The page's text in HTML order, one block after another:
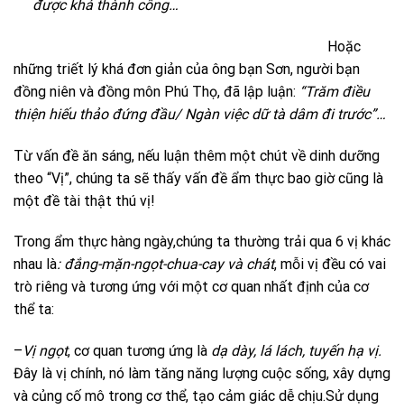
được khá thành công…
Hoặc
những triết lý khá đơn giản của ông bạn Sơn, người bạn
đồng niên và đồng môn Phú Thọ, đã lập luận: “Trăm điều
thiện hiếu thảo đứng đầu/ Ngàn việc dữ tà dâm đi trước”…
Từ vấn đề ăn sáng, nếu luận thêm một chút về dinh dưỡng
theo “Vị”, chúng ta sẽ thấy vấn đề ẩm thực bao giờ cũng là
một đề tài thật thú vị!
Trong ẩm thực hàng ngày,chúng ta thường trải qua 6 vị khác
nhau là: đắng-mặn-ngọt-chua-cay và chát, mỗi vị đều có vai
trò riêng và tương ứng với một cơ quan nhất định của cơ
thể ta:
– Vị ngọt, cơ quan tương ứng là dạ dày, lá lách, tuyến hạ vị.
Đây là vị chính, nó làm tăng năng lượng cuộc sống, xây dựng
và củng cố mô trong cơ thể, tạo cảm giác dễ chịu.Sử dụng